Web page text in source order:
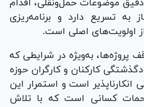
موضوعات حمل‌ونقلی، اقدام
تسریع دارد و برنامه‌ریزی
اولویت‌های اصلی است.
پروژه‌ها، به‌ویژه در شرایطی که
کارکنان و کارگران حوزه
است و استمرار این
کسانی است که با تلاش